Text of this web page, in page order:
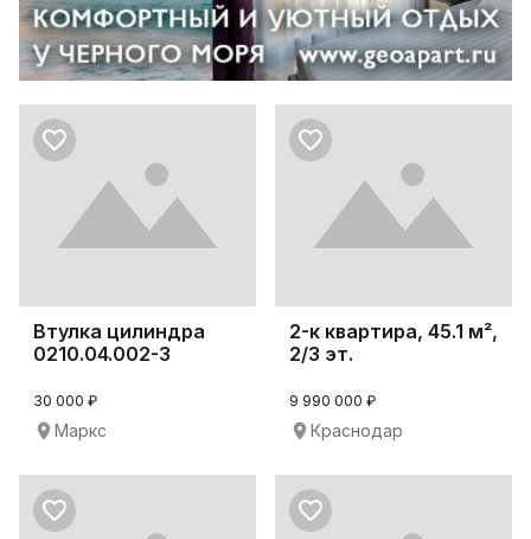
Втулка цилиндра
0210.04.002-3
30 000 ₽
Маркс
2-к квартира, 45.1 м²,
2/3 эт.
9 990 000 ₽
Краснодар